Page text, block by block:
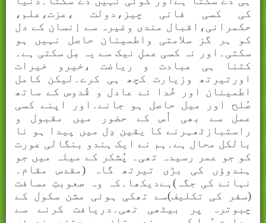
کی کسی فانی چيز،دولت ،عزت،علم،
حکمرانی،اقبال مندی وغيرہ سے اِنسان کے دل
کو ہر گز سلامتی واطمينان حاصل نہيں ہو
سکتی۔اور نہ کسی عملِ نيک سے يہ مِل سکتی ہے۔
کتنا ہی عبادت و رياضت ،خيرو خيرات
اورتيرتھ وزيارت کچھ ہی کرے۔ليکن کامل
اطمينان اور خُدا ئے عادل و قُدوس کے ساتھ
صُلح اور میل حاصل ہو جانے۔اور اپنے کسی
عمل سے بھی اُس کے حضور ميں مقبول و
راستبازٹھہرنے کا يقين دِل ميں پيدا ہو نا
بالکل محال ہے۔ہم نے ايک ہندو بنگالی عورت
کو جو عمر رسيدہ تھی۔ پُشکر کے میلہ ميں جو
ہندوؤں کی بڑی تيرتھ گاہ (مقدس مقام۔
نہانے کی جگہ)ہےديکھا۔کہ وہ صعوبتِ مسافت
(سفر کی تکليف)سے تھکی ہوئی مشن سکول کے
چبوترہ پر بیٹھی تھی۔دريافت کرنے سے